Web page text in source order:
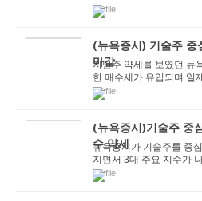
주요 지수는 모두 분기 기
(뉴욕증시) 기술주 중
마감
지난주 약세를 보였던 뉴
한 매수세가 유입되며 일
심으로 투자심리가 빠르
(뉴욕증시)기술주 중
수 약세
뉴욕증시가 기술주를 중
지면서 3대 주요 지수가
상승을 이끌었던 반도체